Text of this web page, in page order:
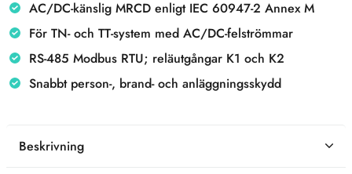
AC/DC-känslig MRCD enligt IEC 60947-2 Annex M
För TN- och TT-system med AC/DC-felströmmar
RS-485 Modbus RTU; reläutgångar K1 och K2
Snabbt person-, brand- och anläggningsskydd
Beskrivning